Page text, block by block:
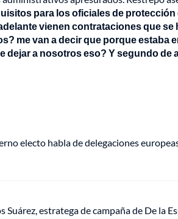
para los oficiales de
vienen contrataciones que
me van a decir que porque estaba
dejar a nosotros eso? Y segundo de
electo habla de delegaciones
Suárez, estratega de campaña de De la